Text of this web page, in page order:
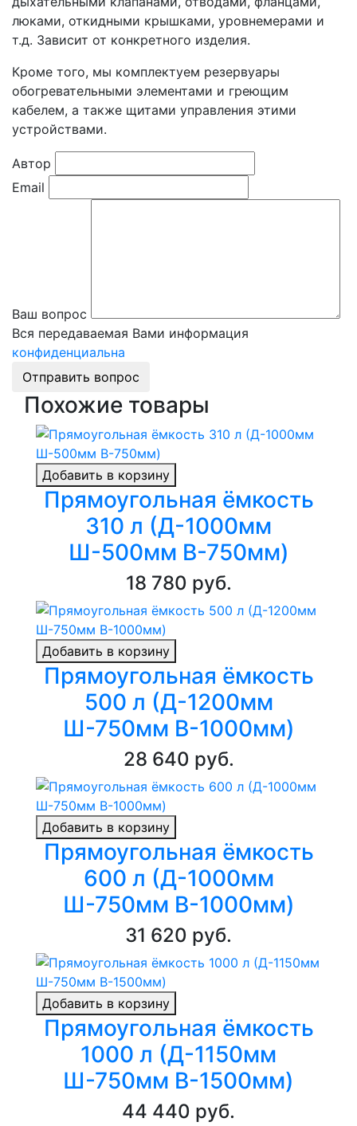
люками, откидными крышками, уровнемерами и
т.д. Зависит от конкретного изделия.
Кроме того, мы комплектуем резервуары
обогревательными элементами и греющим
кабелем, а также щитами управления этими
устройствами.
Автор
Email
Ваш вопрос
Вся передаваемая Вами информация
конфиденциальна
Отправить вопрос
Похожие товары
Добавить в корзину
Прямоугольная ёмкость
310 л (Д-1000мм
Ш-500мм В-750мм)
18 780 руб.
Добавить в корзину
Прямоугольная ёмкость
500 л (Д-1200мм
Ш-750мм В-1000мм)
28 640 руб.
Добавить в корзину
Прямоугольная ёмкость
600 л (Д-1000мм
Ш-750мм В-1000мм)
31 620 руб.
Добавить в корзину
Прямоугольная ёмкость
1000 л (Д-1150мм
Ш-750мм В-1500мм)
44 440 руб.